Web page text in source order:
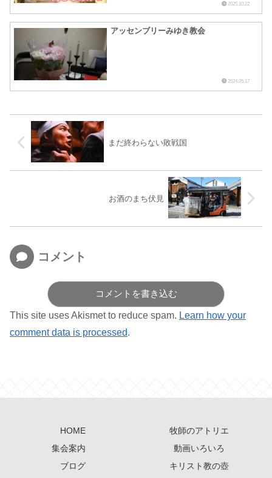
2025.10.22
アッセンブリーみゆき教会
2024.05.17
まだ終わらない敗戦国
お酒のまち伏見
コメント
コメントを書き込む
This site uses Akismet to reduce spam. Learn how your
comment data is processed.
HOME
牧師のアトリエ
集会案内
動画いろいろ
ブログ
キリスト教の壺